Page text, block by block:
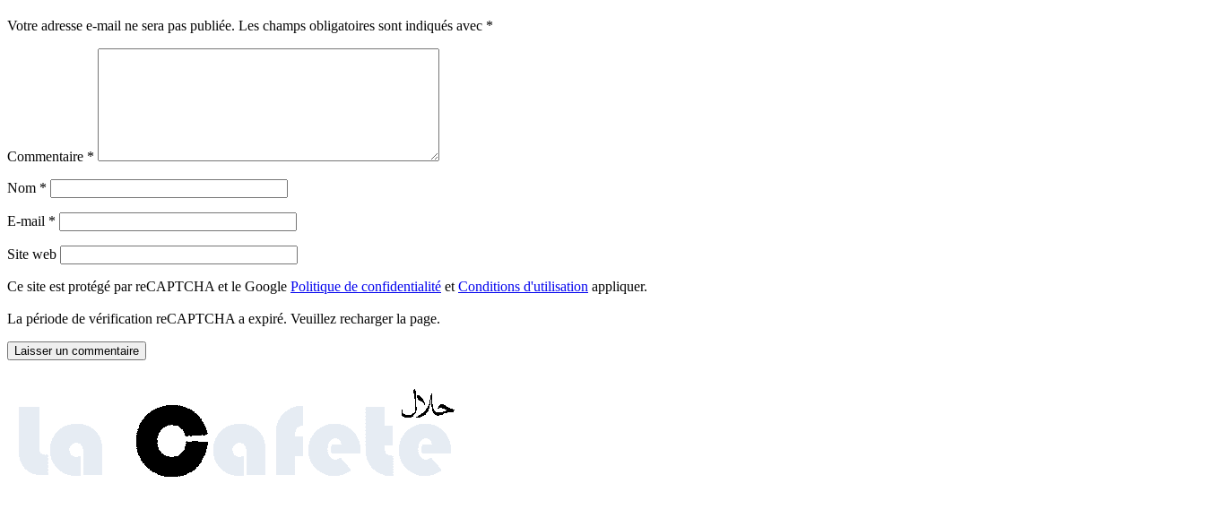
Votre adresse e-mail ne sera pas publiée. Les champs obligatoires sont indiqués avec *
Commentaire *
Nom *
E-mail *
Site web
Ce site est protégé par reCAPTCHA et le Google Politique de confidentialité et Conditions d'utilisation appliquer.
La période de vérification reCAPTCHA a expiré. Veuillez recharger la page.